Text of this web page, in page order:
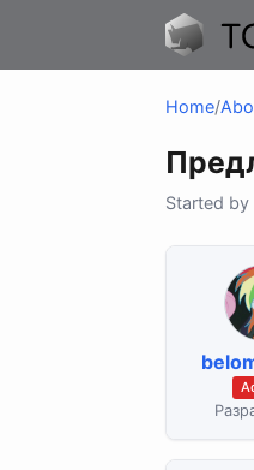
Home/
Started by